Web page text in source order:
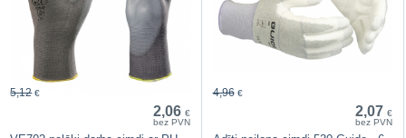
2,06 €
bez PVN
5,12 €
2,07 €
bez PVN
4,96 €